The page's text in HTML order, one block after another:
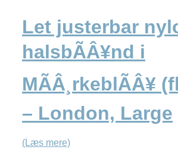
Let justerbar
halsbÃÂ¥nd i
MÃÂ¸rkeblÃÂ¥
– London, Large
(Læs mere)